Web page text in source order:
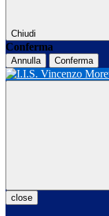
Chiudi
Conferma
Annulla Conferma
close